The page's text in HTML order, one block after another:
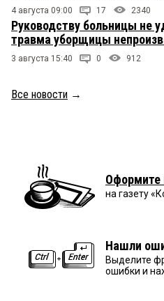
4 августа 09:00 17 2340
Руководству больницы не
травма уборщицы
3 августа 15:40 0 912
Все новости →
Оформите
на газету
Нашли
Выделите
ошибки и